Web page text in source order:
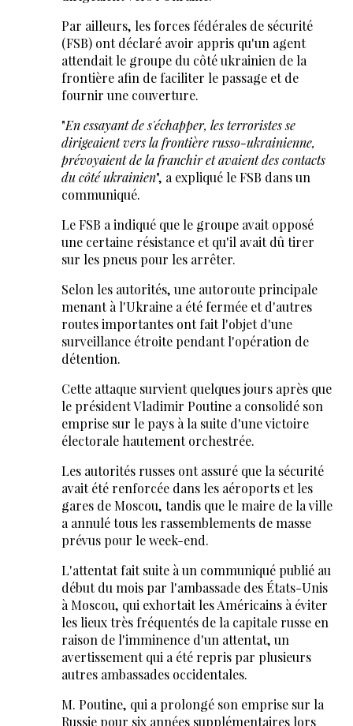
Par ailleurs, les forces fédérales de sécurité
(FSB) ont déclaré avoir appris qu'un agent
attendait le groupe du côté ukrainien de la
frontière afin de faciliter le passage et de
fournir une couverture.
"En essayant de s'échapper, les terroristes se
dirigeaient vers la frontière russo-ukrainienne,
prévoyaient de la franchir et avaient des contacts
du côté ukrainien", a expliqué le FSB dans un
communiqué.
Le FSB a indiqué que le groupe avait opposé
une certaine résistance et qu'il avait dû tirer
sur les pneus pour les arrêter.
Selon les autorités, une autoroute principale
menant à l'Ukraine a été fermée et d'autres
routes importantes ont fait l'objet d'une
surveillance étroite pendant l'opération de
détention.
Cette attaque survient quelques jours après que
le président Vladimir Poutine a consolidé son
emprise sur le pays à la suite d'une victoire
électorale hautement orchestrée.
Les autorités russes ont assuré que la sécurité
avait été renforcée dans les aéroports et les
gares de Moscou, tandis que le maire de la ville
a annulé tous les rassemblements de masse
prévus pour le week-end.
L'attentat fait suite à un communiqué publié au
début du mois par l'ambassade des États-Unis
à Moscou, qui exhortait les Américains à éviter
les lieux très fréquentés de la capitale russe en
raison de l'imminence d'un attentat, un
avertissement qui a été repris par plusieurs
autres ambassades occidentales.
M. Poutine, qui a prolongé son emprise sur la
Russie pour six années supplémentaires lors